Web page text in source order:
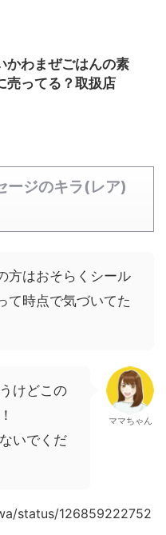
かわまぜごはんの素
売ってる？取扱店
ージのキラ(レア)
方はおそらくシール
て時点で気づいてた
けどこの
いでくだ
ママちゃん
status/126859222752